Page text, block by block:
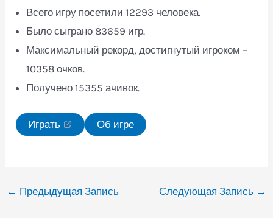
Всего игру посетили 12293 человека.
Было сыграно 83659 игр.
Максимальный рекорд, достигнутый игроком –
10358 очков.
Получено 15355 ачивок.
Играть Об игре
Навигация
← Предыдущая Запись Следующая Запись →